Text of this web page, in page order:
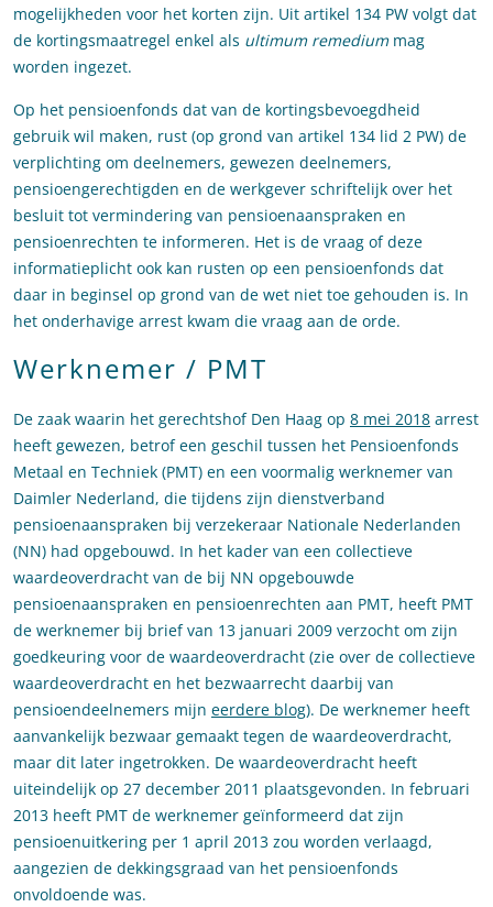
mogelijkheden voor het korten zijn. Uit artikel 134 PW volgt dat
de kortingsmaatregel enkel als ultimum remediummag
worden ingezet.
Op het pensioenfonds dat van de kortingsbevoegdheid
gebruik wil maken, rust (op grond van artikel 134 lid 2 PW) de
verplichting om deelnemers, gewezen deelnemers,
pensioengerechtigden en de werkgever schriftelijk over het
besluit tot vermindering van pensioenaanspraken en
pensioenrechten te informeren. Het is de vraag of deze
informatieplicht ook kan rusten op een pensioenfonds dat
daar in beginsel op grond van de wet niet toe gehouden is. In
het onderhavige arrest kwam die vraag aan de orde.
Werknemer / PMT
De zaak waarin het gerechtshof Den Haag op 8 mei 2018 arrest
heeft gewezen, betrof een geschil tussen het Pensioenfonds
Metaal en Techniek (PMT) en een voormalig werknemer van
Daimler Nederland, die tijdens zijn dienstverband
pensioenaanspraken bij verzekeraar Nationale Nederlanden
(NN) had opgebouwd. In het kader van een collectieve
waardeoverdracht van de bij NN opgebouwde
pensioenaanspraken en pensioenrechten aan PMT, heeft PMT
de werknemer bij brief van 13 januari 2009 verzocht om zijn
goedkeuring voor de waardeoverdracht (zie over de collectieve
waardeoverdracht en het bezwaarrecht daarbij van
pensioendeelnemers mijn eerdere blog). De werknemer heeft
aanvankelijk bezwaar gemaakt tegen de waardeoverdracht,
maar dit later ingetrokken. De waardeoverdracht heeft
uiteindelijk op 27 december 2011 plaatsgevonden. In februari
2013 heeft PMT de werknemer geïnformeerd dat zijn
pensioenuitkering per 1 april 2013 zou worden verlaagd,
aangezien de dekkingsgraad van het pensioenfonds
onvoldoende was.